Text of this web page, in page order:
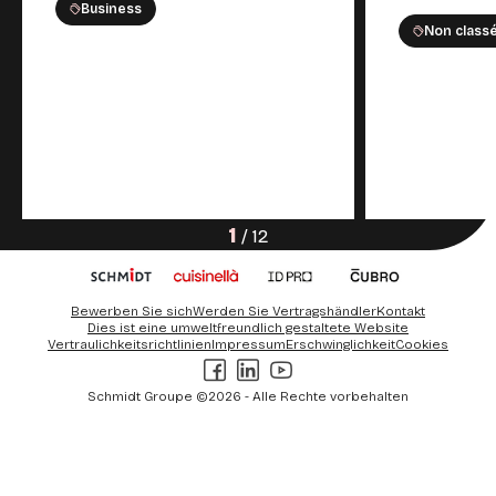
Business
Non
1 / 12
Schmidt Groupe ©2026 - Alle Rechte vorbehalten
Bewerben Sie sichWerden Sie VertragshändlerKontakt
Dies ist eine umweltfreundlich gestaltete Website
VertraulichkeitsrichtlinienImpressumErschwinglichkeitCookies
Facebook
LinkedIn
Youtube